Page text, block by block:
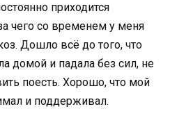
приходится
чего со временем у меня
Дошло всё до того, что
домой и падала без сил, не
поесть. Хорошо, что мой
и поддерживал.